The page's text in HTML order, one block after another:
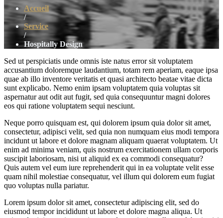
Accueil
/
Service
/
Hospitally Design
Sed ut perspiciatis unde omnis iste natus error sit voluptatem
accusantium doloremque laudantium, totam rem aperiam, eaque ipsa
quae ab illo inventore veritatis et quasi architecto beatae vitae dicta
sunt explicabo. Nemo enim ipsam voluptatem quia voluptas sit
aspernatur aut odit aut fugit, sed quia consequuntur magni dolores
eos qui ratione voluptatem sequi nesciunt.
Neque porro quisquam est, qui dolorem ipsum quia dolor sit amet,
consectetur, adipisci velit, sed quia non numquam eius modi tempora
incidunt ut labore et dolore magnam aliquam quaerat voluptatem. Ut
enim ad minima veniam, quis nostrum exercitationem ullam corporis
suscipit laboriosam, nisi ut aliquid ex ea commodi consequatur?
Quis autem vel eum iure reprehenderit qui in ea voluptate velit esse
quam nihil molestiae consequatur, vel illum qui dolorem eum fugiat
quo voluptas nulla pariatur.
Lorem ipsum dolor sit amet, consectetur adipiscing elit, sed do
eiusmod tempor incididunt ut labore et dolore magna aliqua. Ut